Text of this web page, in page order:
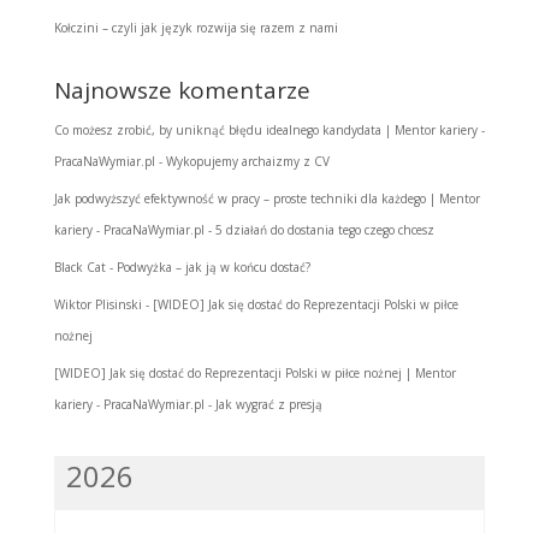
Kołczini – czyli jak język rozwija się razem z nami
Najnowsze komentarze
Co możesz zrobić, by uniknąć błędu idealnego kandydata | Mentor kariery -
PracaNaWymiar.pl - Wykopujemy archaizmy z CV
Jak podwyższyć efektywność w pracy – proste techniki dla każdego | Mentor
kariery - PracaNaWymiar.pl - 5 działań do dostania tego czego chcesz
Black Cat- Podwyżka – jak ją w końcu dostać?
Wiktor Plisinski - [WIDEO] Jak się dostać do Reprezentacji Polski w piłce
nożnej
[WIDEO] Jak się dostać do Reprezentacji Polski w piłce nożnej | Mentor
kariery - PracaNaWymiar.pl - Jak wygrać z presją
2026